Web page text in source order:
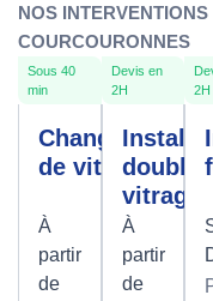
NOS
COURCOURONNES
Sous 40
min
Changement
de vitre
À
partir
de
Devis en
2H
double
vitrage
À
partir
de
2H